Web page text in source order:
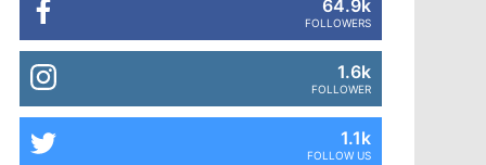
64.9k
FOLLOWERS
1.6k
FOLLOWER
1.1k
FOLLOW US